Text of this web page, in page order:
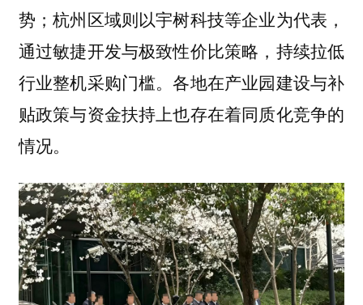
势；杭州区域则以宇树科技等企业为代表，
通过敏捷开发与极致性价比策略，持续拉低
行业整机采购门槛。各地在产业园建设与补
贴政策与资金扶持上也存在着同质化竞争的
情况。